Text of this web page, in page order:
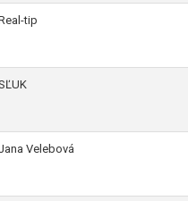
tip
Velebová